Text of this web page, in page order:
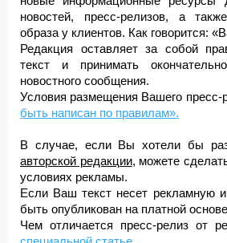
новостей, пресс-релизов, а
образа у клиентов. Как говорится:
Редакция оставляет за собой
текст и принимать
новостного сообщения.
Условия размещения Вашего пресс-
быть написан по правилам».
В случае, если Вы хотели бы
авторской редакции, можете
условиях рекламы.
Если Ваш текст несет рекламную
быть опубликован на платной
Чем отличается пресс-релиз от